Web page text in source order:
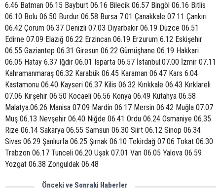
6.46 Batman 06.15 Bayburt 06.16 Bilecik 06.57 Bingöl 06.16 Bitlis
06.10 Bolu 06.50 Burdur 06.58 Bursa 7.01 Çanakkale 07.11 Çankırı
06.42 Çorum 06.37 Denizli 07.03 Diyarbakır 06.19 Düzce 06.51
Edirne 07.09 Elazığ 06.22 Erzincan 06.19 Erzurum 6.12 Eskişehir
06.55 Gaziantep 06.31 Giresun 06.22 Gümüşhane 06.19 Hakkari
06.05 Hatay 6.37 Iğdır 06.01 Isparta 06.57 İstanbul.07.00 İzmir 07.11
Kahramanmaraş 06.32 Karabük 06.45 Karaman 06.47 Kars 6.04
Kastamonu 06.40 Kayseri 06.37 Kilis 06.32 Kırıkkale 06.43 Kırklareli
07.06 Kırşehir 06.50 Kocaeli 06.56 Konya 06.49 Kütahya 06.58
Malatya.06.26 Manisa 07.09 Mardin 06.17 Mersin 06.42 Muğla 07.07
Muş 06.13 Nevşehir 06.40 Niğde 06.41 Ordu 06.24 Osmaniye 06.35
Rize 06.14 Sakarya 06.55 Samsun 06.30 Siirt 06.12 Sinop 06.34
Sivas 06.29 Şanlıurfa 06.25 Şırnak 06.10 Tekirdağ 07.06 Tokat 06.30
Trabzon 06.17 Tunceli 06.20 Uşak 07.01 Van 06.05 Yalova 06.59
Yozgat 06.38 Zonguldak 06.48
Önceki ve Sonraki Haberler